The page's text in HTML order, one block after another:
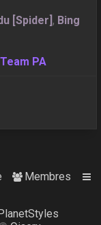
[Spider], Bing
Team PA
Membres